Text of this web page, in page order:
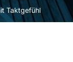
Taktgefühl